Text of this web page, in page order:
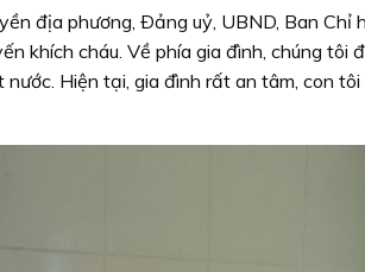
địa phương, Ðảng uỷ, UBND, Ban Chỉ
khích cháu. Về phía gia đình, chúng tôi
Hiện tại, gia đình rất an tâm, con